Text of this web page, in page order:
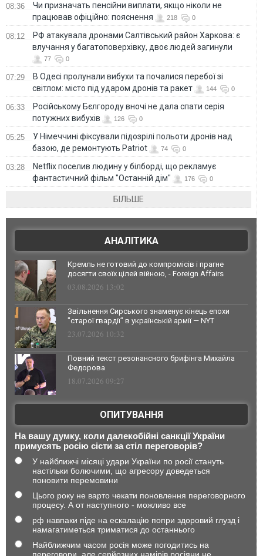
08:36
Чи призначать пенсійни виплати, якщо ніколи не
працював офіційно: пояснення
218 0
08:12
РФ атакувала дронами Салтівський район Харкова: є
влучання у багатоповерхівку, двоє людей загинули
77 0
07:29
В Одесі пролунали вибухи та почалися перебої зі
світлом: місто під ударом дронів та ракет
144 0
06:33
Російському Бєлгороду вночі не дала спати серія
потужних вибухів
126 0
05:25
У Німеччині фіксували підозрілі польоти дронів над
базою, де ремонтують Patriot
74 0
03:28
Netflix поселив людину у білборді, що рекламує
фантастичний фільм "Останній дім"
176 0
БІЛЬШЕ
АНАЛІТИКА
Кремль не готовий до компромісів і прагне
досягти своїх цілей війною, - Foreign Affairs
03.08.2026 13:02
Звільнення Сирського знаменує кінець епохи
"старої гвардії" в українській армії — NYT
23.07.2026 10:32
Повний текст резонансного брифінга Михайла
Федорова
18.07.2026 09:27
ОПИТУВАННЯ
На вашу думку, коли далекобійні санкції України
примусять росію сісти за стіл переговорів?
У найближчі місяці удари України по росії стануть
настільки болючими, що агресору доведеться
поновити перемовини
Цього року не варто чекати поновлення переговорного
процесу. А от наступного - можливо все
рф навпаки піде на ескалацію попри здоровий глузд і
намагатиметься триматися до останнього
Найближчим часом росія може погодитись на